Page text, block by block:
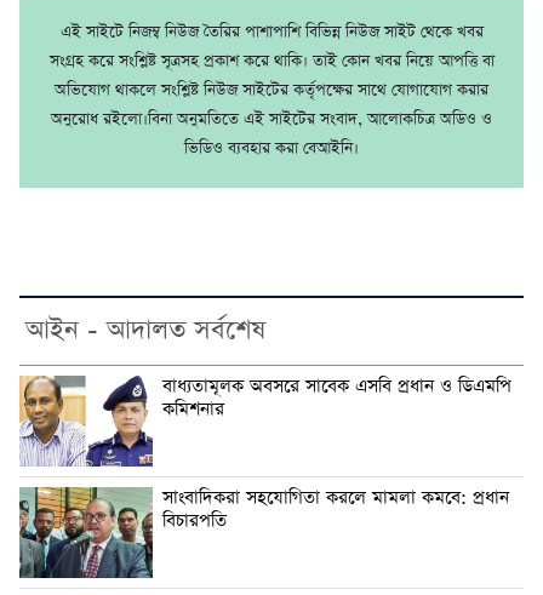
এই সাইটে নিজম্ব নিউজ তৈরির পাশাপাশি বিভিন্ন নিউজ সাইট থেকে খবর
সংগ্রহ করে সংশ্লিষ্ট সূত্রসহ প্রকাশ করে থাকি। তাই কোন খবর নিয়ে আপত্তি বা
অভিযোগ থাকলে সংশ্লিষ্ট নিউজ সাইটের কর্তৃপক্ষের সাথে যোগাযোগ করার
অনুরোধ রইলো।বিনা অনুমতিতে এই সাইটের সংবাদ, আলোকচিত্র অডিও ও
ভিডিও ব্যবহার করা বেআইনি।
আইন - আদালত সর্বশেষ
বাধ্যতামূলক অবসরে সাবেক এসবি প্রধান ও ডিএমপি
কমিশনার
সাংবাদিকরা সহযোগিতা করলে মামলা কমবে: প্রধান
বিচারপতি